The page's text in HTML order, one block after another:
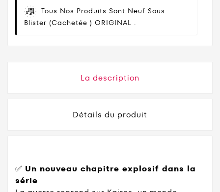
Tous Nos Produits Sont Neuf Sous
Blister (cachetée ) ORIGINAL .
La description
Détails du produit
✅ Un nouveau chapitre explosif dans la
série